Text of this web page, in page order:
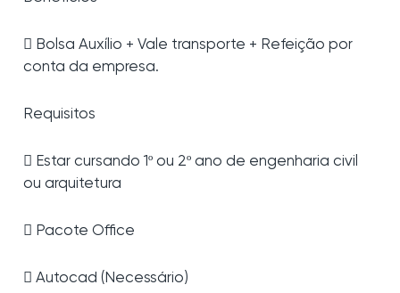
 Bolsa Auxílio + Vale transporte + Refeição por
conta da empresa.
Requisitos
 Estar cursando 1º ou 2º ano de engenharia civil
ou arquitetura
 Pacote Office
 Autocad (Necessário)